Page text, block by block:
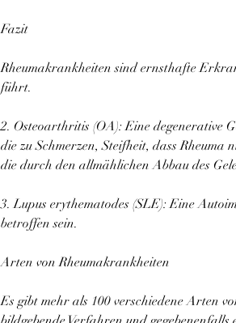
Fazit
Rheumakrankheiten sind ernsthafte
führt.
2. Osteoarthritis (OA): Eine degenerative
die zu Schmerzen, Steifheit, dass
die durch den allmählichen Abbau des
3. Lupus erythematodes (SLE): Eine
betroffen sein.
Arten von Rheumakrankheiten
Es gibt mehr als 100 verschiedene Arten